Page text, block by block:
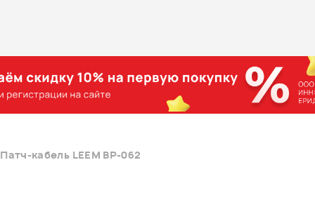
Патч-кабель LEEM BP-062